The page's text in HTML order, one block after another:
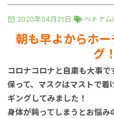
2020年04月21日 ベトナ
朝も早よからホ
グ
コロナコロナと自粛も大事
保って、マスクはマストで着
ギングしてみました！
身体が鈍ってしまうとお悩
ーシア
ガポール
ボジア